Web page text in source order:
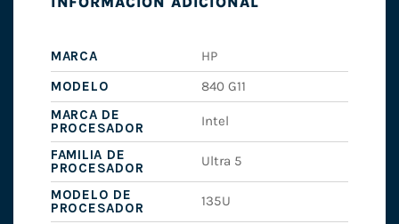
MARCA
HP
MODELO
840 G11
MARCA DE
PROCESADOR
Intel
FAMILIA DE
PROCESADOR
Ultra 5
MODELO DE
PROCESADOR
135U